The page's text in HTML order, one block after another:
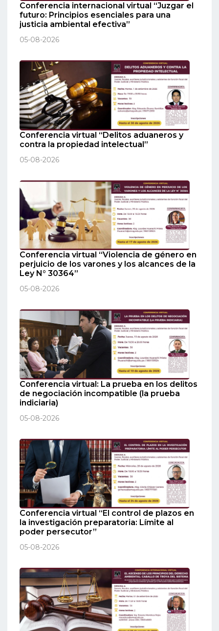
Conferencia internacional virtual “Juzgar el
futuro: Principios esenciales para una
justicia ambiental efectiva”
05-08-2026
Conferencia virtual “Delitos aduaneros y
contra la propiedad intelectual”
05-08-2026
Conferencia virtual “Violencia de género en
perjuicio de los varones y los alcances de la
Ley N° 30364”
05-08-2026
Conferencia virtual: La prueba en los delitos
de negociación incompatible (la prueba
indiciaria)
05-08-2026
Conferencia virtual “El control de plazos en
la investigación preparatoria: Límite al
poder persecutor”
05-08-2026